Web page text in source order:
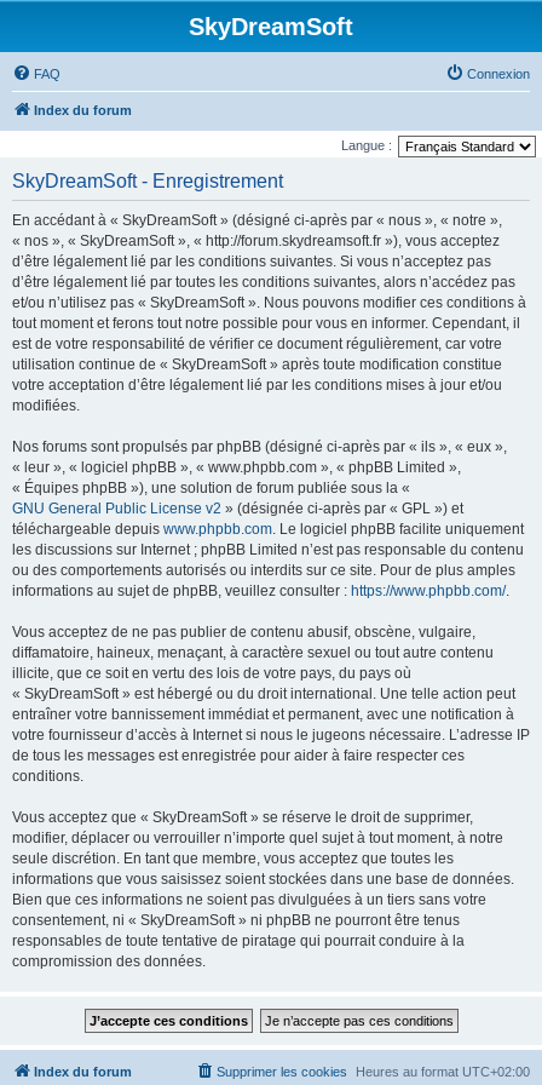
SkyDreamSoft
FAQ Connexion
Index du forum
Langue :
SkyDreamSoft - Enregistrement
En accédant à « SkyDreamSoft » (désigné ci-après par « nous », « notre »,
« nos », « SkyDreamSoft », « http://forum.skydreamsoft.fr »), vous acceptez
d’être légalement lié par les conditions suivantes. Si vous n’acceptez pas
d’être légalement lié par toutes les conditions suivantes, alors n’accédez pas
et/ou n’utilisez pas « SkyDreamSoft ». Nous pouvons modifier ces conditions à
tout moment et ferons tout notre possible pour vous en informer. Cependant, il
est de votre responsabilité de vérifier ce document régulièrement, car votre
utilisation continue de « SkyDreamSoft » après toute modification constitue
votre acceptation d’être légalement lié par les conditions mises à jour et/ou
modifiées.
Nos forums sont propulsés par phpBB (désigné ci-après par « ils », « eux »,
« leur », « logiciel phpBB », « www.phpbb.com », « phpBB Limited »,
« Équipes phpBB »), une solution de forum publiée sous la «
GNU General Public License v2 » (désignée ci-après par « GPL ») et
téléchargeable depuis www.phpbb.com. Le logiciel phpBB facilite uniquement
les discussions sur Internet ; phpBB Limited n’est pas responsable du contenu
ou des comportements autorisés ou interdits sur ce site. Pour de plus amples
informations au sujet de phpBB, veuillez consulter : https://www.phpbb.com/.
Vous acceptez de ne pas publier de contenu abusif, obscène, vulgaire,
diffamatoire, haineux, menaçant, à caractère sexuel ou tout autre contenu
illicite, que ce soit en vertu des lois de votre pays, du pays où
« SkyDreamSoft » est hébergé ou du droit international. Une telle action peut
entraîner votre bannissement immédiat et permanent, avec une notification à
votre fournisseur d’accès à Internet si nous le jugeons nécessaire. L’adresse IP
de tous les messages est enregistrée pour aider à faire respecter ces
conditions.
Vous acceptez que « SkyDreamSoft » se réserve le droit de supprimer,
modifier, déplacer ou verrouiller n’importe quel sujet à tout moment, à notre
seule discrétion. En tant que membre, vous acceptez que toutes les
informations que vous saisissez soient stockées dans une base de données.
Bien que ces informations ne soient pas divulguées à un tiers sans votre
consentement, ni « SkyDreamSoft » ni phpBB ne pourront être tenus
responsables de toute tentative de piratage qui pourrait conduire à la
compromission des données.
Index du forum Heures au format UTC+02:00
Supprimer les cookies